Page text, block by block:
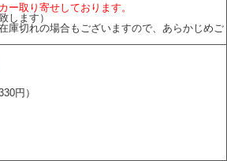
ー取り寄せしております。
します）
庫切れの場合もございますので、あらかじめご
円）